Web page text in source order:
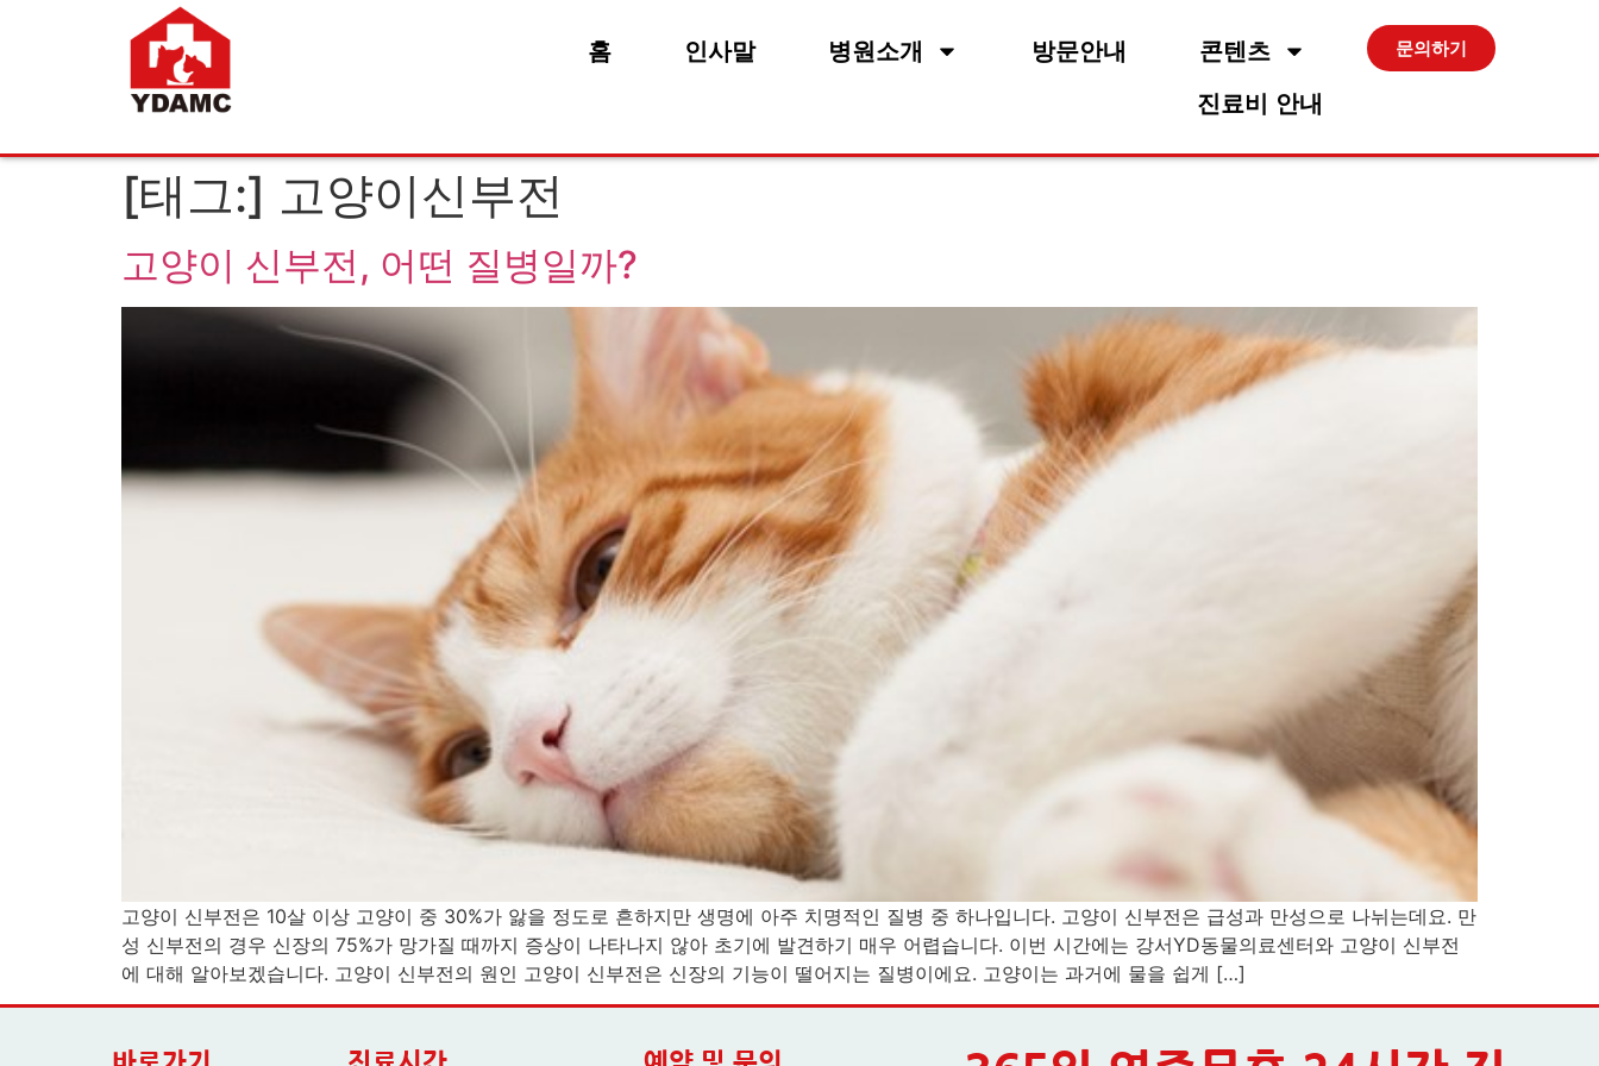
홈 인사말 병원소개 방문안내
콘텐츠
진료비 안내
문의하기
[태그:] 고양이신부전
고양이 신부전, 어떤 질병일까?
고양이 신부전은 10살 이상 고양이 중 30%가 앓을 정도로 흔하지만 생명에 아주 치명적인 질병 중 하나입니다. 고양이 신부전은 급성과 만성으로 나뉘는데요. 만
성 신부전의 경우 신장의 75%가 망가질 때까지 증상이 나타나지 않아 초기에 발견하기 매우 어렵습니다. 이번 시간에는 강서YD동물의료센터와 고양이 신부전
에 대해 알아보겠습니다. 고양이 신부전의 원인 고양이 신부전은 신장의 기능이 떨어지는 질병이에요. 고양이는 과거에 물을 쉽게 […]